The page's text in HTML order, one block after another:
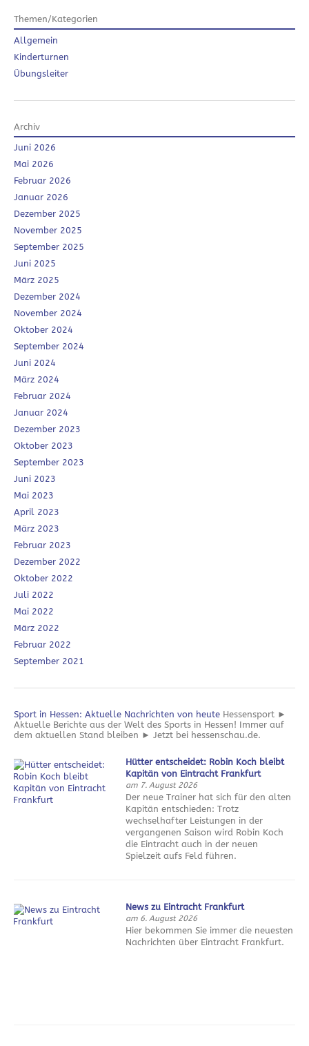
Themen/Kategorien
Allgemein
Kinderturnen
Übungsleiter
Archiv
Juni 2026
Mai 2026
Februar 2026
Januar 2026
Dezember 2025
November 2025
September 2025
Juni 2025
März 2025
Dezember 2024
November 2024
Oktober 2024
September 2024
Juni 2024
März 2024
Februar 2024
Januar 2024
Dezember 2023
Oktober 2023
September 2023
Juni 2023
Mai 2023
April 2023
März 2023
Februar 2023
Dezember 2022
Oktober 2022
Juli 2022
Mai 2022
März 2022
Februar 2022
September 2021
Sport in Hessen: Aktuelle Nachrichten von heute Hessensport ►
Aktuelle Berichte aus der Welt des Sports in Hessen! Immer auf
dem aktuellen Stand bleiben ► Jetzt bei hessenschau.de.
Hütter entscheidet: Robin Koch bleibt
Kapitän von Eintracht Frankfurt
am 7. August 2026
Der neue Trainer hat sich für den alten
Kapitän entschieden: Trotz
wechselhafter Leistungen in der
vergangenen Saison wird Robin Koch
die Eintracht auch in der neuen
Spielzeit aufs Feld führen.
News zu Eintracht Frankfurt
am 6. August 2026
Hier bekommen Sie immer die neuesten
Nachrichten über Eintracht Frankfurt.